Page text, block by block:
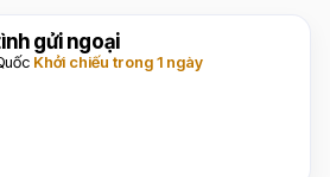
gửi ngoại
Khởi chiếu trong 1 ngày